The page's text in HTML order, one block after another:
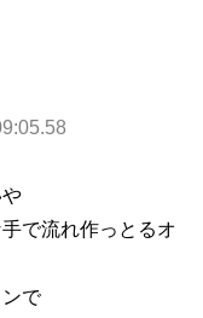
で流れ作っとるオ
で